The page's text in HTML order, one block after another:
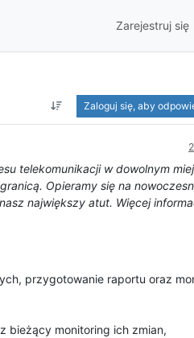
Zarejestruj się
Zaloguj się, aby
telekomunikacji w dowolnym
Opieramy się na
największy atut. Więcej
przygotowanie raportu oraz
bieżący monitoring ich zmian,